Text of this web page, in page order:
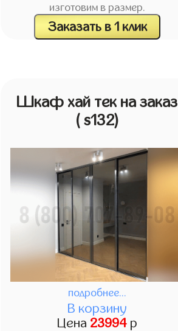
изготовим в размер.
Заказать в 1 клик
Шкаф хай тек на заказ
( s132)
подробнее...
В корзину
Цена 23994 р